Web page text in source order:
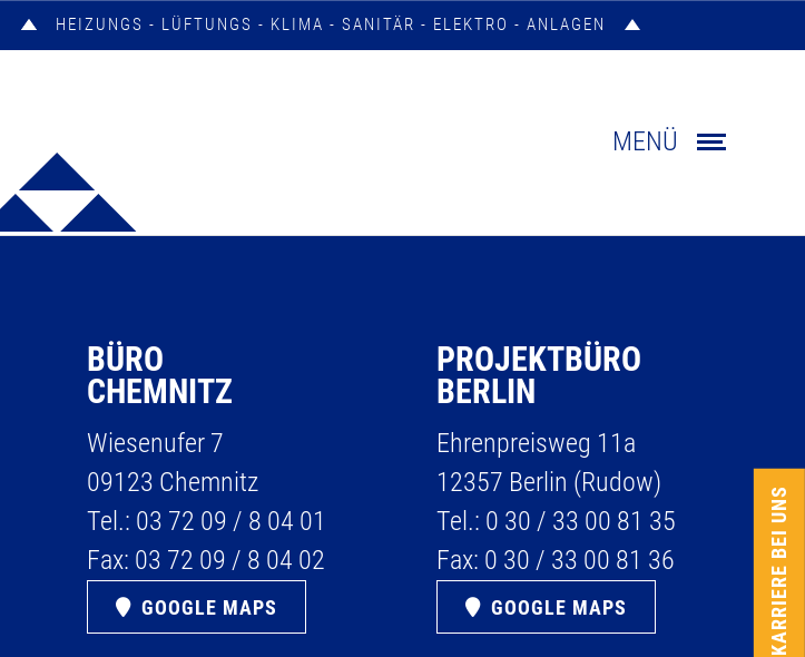
HEIZUNGS - LÜFTUNGS - KLIMA - SANITÄR - ELEKTRO - ANLAGEN
MENÜ
BÜRO
CHEMNITZ
Wiesenufer 7
09123 Chemnitz
Tel.: 03 72 09 / 8 04 01
Fax: 03 72 09 / 8 04 02
GOOGLE MAPS
PROJEKTBÜRO
BERLIN
Ehrenpreisweg 11a
12357 Berlin (Rudow)
Tel.: 0 30 / 33 00 81 35
Fax: 0 30 / 33 00 81 36
GOOGLE MAPS KARRIERE BEI UNS